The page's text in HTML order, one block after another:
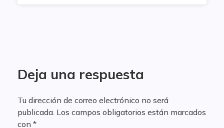
Deja una respuesta
Tu dirección de correo electrónico no será
publicada. Los campos obligatorios están marcados
con *